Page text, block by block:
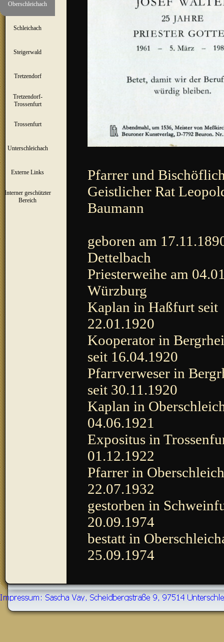
Oberschleichach
Schleichach
Steigerwald
Tretzendorf
Tretzendorf-
Trossenfurt
Trossenfurt
Unterschleichach
Externe Links
Interner geschützter
Bereich
Pfarrer und
Geistlicher Rat
Baumann
geboren am
Dettelbach
Priesterweihe am
Würzburg
Kaplan in Haßfurt seit
22.01.1920
Kooperator in
seit 16.04.1920
Pfarrverweser in
seit 30.11.1920
Kaplan in
04.06.1921
Expositus in
01.12.1922
Pfarrer in
22.07.1932
gestorben in
20.09.1974
bestatt in
25.09.1974